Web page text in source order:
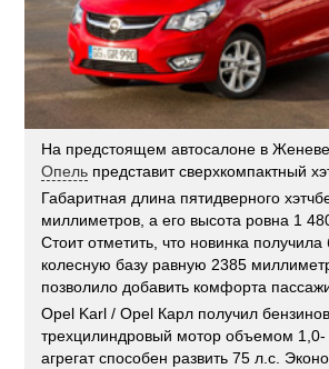
На предстоящем автосалоне в
Опель представит сверхкомпактный
Габаритная длина пятидверного
миллиметров, а его высота ровна 1
Стоит отметить, что новинка
колесную базу равную 2385
позволило добавить комфорта
Opel Karl / Opel Карл получил
трехцилиндровый мотор объемом 1,0-
агрегат способен развить 75 л.с.